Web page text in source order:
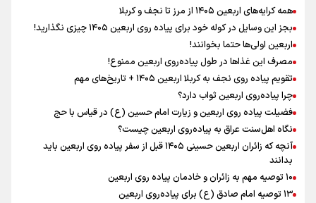
نگاه تمدنی رهبر شهید به فضای مجازی
رابطه کارگر و کارفرما در اندیشه رهبر شهید: از تضاد به
زوجیت
اینفو برنا / توصیه‌هایی طلایی برای پیاده روی اربعین
اینفو برنا / جدول کامل فاصله مرز شلمچه تا شهرهای زیارتی
همه کرایه‌های اربعین ۱۴۰۵ از مرز تا نجف و کربلا
بجز این وسایل در کوله خود برای پیاده روی اربعین ۱۴۰۵ چیزی نگذارید!
اربعین اولی‌ها حتما بخوانند!
مصرف این غذاها در طول پیاده‌روی اربعین ممنوع!
تقویم پیاده روی نجف به کربلا اربعین ۱۴۰۵ + تاریخ‌های مهم
چرا پیاده‌روی اربعین ثواب دارد؟
فضیلت پیاده روی اربعین و زیارت امام حسین (ع) در قیاس با حج
نگاه اهل‌سنت عراق به پیاده‌روی اربعین چیست؟
آنچه که زائران اربعین حسینی ۱۴۰۵ قبل از سفر پیاده روی اربعین باید
بدانند
۱۰ توصیه مهم به زائران و خادمان پیاده روی اربعین
۱۳ توصیه امام صادق (ع) برای پیاده‌روی اربعین